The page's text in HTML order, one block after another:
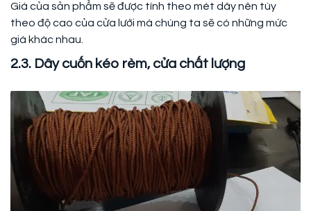
Giá của sản phẩm sẽ được tính theo mét dây nên tùy
theo độ cao của cửa lưới mà chúng ta sẽ có những mức
giá khác nhau.
2.3. Dây cuốn kéo rèm, cửa chất lượng